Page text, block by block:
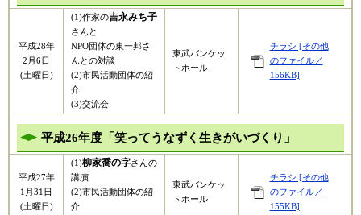
平成28年
2月6日
(土曜日)
(1)作家の吉永みち子
さんと
NPO団体の東一邦さ
んとの対談
(2)市民活動団体の紹
介
(3)交流会
東武バンケッ
トホール
チラシ [その他
のファイル／
156KB]
平成26年度「笑ってうなずく生きがいづくり」
平成27年
1月31日
(土曜日)
(1)柳家喬の字さんの
講演
(2)市民活動団体の紹
介
東武バンケッ
トホール
チラシ [その他
のファイル／
155KB]